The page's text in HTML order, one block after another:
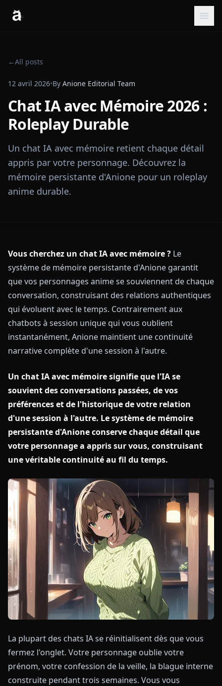
←All posts
12 avril 2026•By Anione Editorial Team
Chat IA avec Mémoire 2026 :
Roleplay Durable
Un chat IA avec mémoire retient chaque détail
appris par votre personnage. Découvrez la
mémoire persistante d'Anione pour un roleplay
anime durable.
Vous cherchez un chat IA avec mémoire ? Le
système de mémoire persistante d'Anione garantit
que vos personnages anime se souviennent de chaque
conversation, construisant des relations authentiques
qui évoluent avec le temps. Contrairement aux
chatbots à session unique qui vous oublient
instantanément, Anione maintient une continuité
narrative complète d'une session à l'autre.
Un chat IA avec mémoire signifie que l'IA se
souvient des conversations passées, de vos
préférences et de l'historique de votre relation
d'une session à l'autre. Le système de mémoire
persistante d'Anione conserve chaque détail que
votre personnage a appris sur vous, construisant
une véritable continuité au fil du temps.
La plupart des chats IA se réinitialisent dès que vous
fermez l'onglet. Votre personnage oublie votre
prénom, votre confession de la veille, la blague interne
construite pendant trois semaines. Vous vous